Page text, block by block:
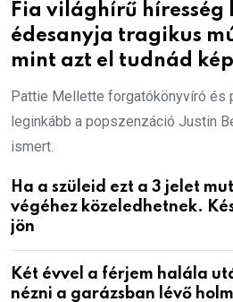
Fia világhírű híresség
édesanyja tragikus
mint azt el tudnád
Pattie Mellette forgatókönyvíró és
leginkább a popszenzáció Justin
ismert.
Ha a szüleid ezt a 3 jelet
végéhez közeledhetnek.
jön
Két évvel a férjem halála
nézni a garázsban lévő